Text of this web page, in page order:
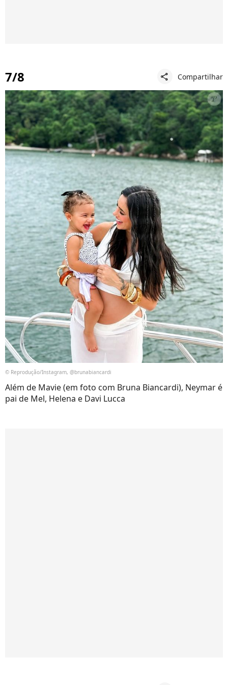
7/8 share Compartilhar
© Reprodução/Instagram, @brunabiancardi
Além de Mavie (em foto com Bruna Biancardi), Neymar é
pai de Mel, Helena e Davi Lucca